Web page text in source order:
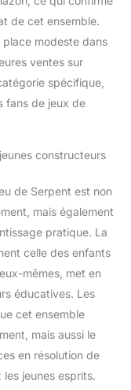
de feu
du pyro-
et
de serpent.
génial
de la série
Le
Croc’ feu
plus de 21
haut, 29 cm
de cet ensemble.
modeste dans
ventes sur
spécifique,
fans de jeux de
constructeurs
de Serpent est non
mais également
pratique. La
celle des enfants
mêmes, met en
éducatives. Les
cet ensemble
mais aussi le
en résolution de
jeunes esprits.